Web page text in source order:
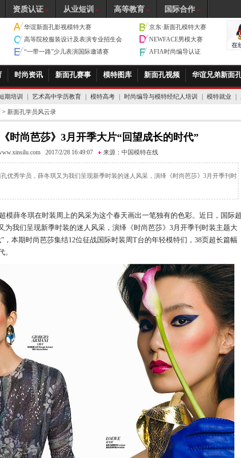
华谊新面孔影视模特大赛
京东·新面孔模特大赛
高等院校服装设计及表演专业招生会
NEWFACE男模大赛
“一带一路”少儿表演国际邀请赛
AFIA时尚编导认证
时尚资讯 新面孔赛事 模特图库 新面孔视频 华谊兄弟新面
期培训 艺术高中学历教育 模特高考 时尚编导与模特经纪人培训 模特就业
> 新面孔学员风云录
时尚芭莎》3月开季大片“回望成长的时代”
2017/2/28 16:49:07 来源： 中国模特在线
优秀学员，薛冬琪又为我们呈现新季时装的迷人风采，演绎《时尚芭莎》3月开季刊时
薛冬琪在时装周上的风采为这个春天画出一笔独有的色彩。近日，国际超
为我们呈现新季时装的迷人风采，演绎《时尚芭莎》3月开季刊时装主题大
，本期时尚芭莎集结12位征战国际时装周T台的年轻模特们，38页超长篇幅
。
资质认证 从业短训 高等教育 国际合作